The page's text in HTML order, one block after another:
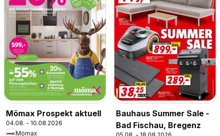
Mömax Prospekt aktuell
04.08. - 10.08.2026
Mömax
Bauhaus Summer Sale -
Bad Fischau, Bregenz